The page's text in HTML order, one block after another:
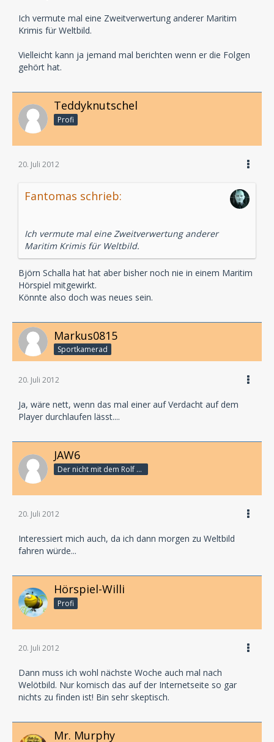
Ich vermute mal eine Zweitverwertung anderer Maritim
Krimis für Weltbild.
Vielleicht kann ja jemand mal berichten wenn er die Folgen
gehört hat.
Teddyknutschel
Profi
20. Juli 2012
Fantomas schrieb:
Ich vermute mal eine Zweitverwertung anderer
Maritim Krimis für Weltbild.
Björn Schalla hat hat aber bisher noch nie in einem Maritim
Hörspiel mitgewirkt.
Könnte also doch was neues sein.
Markus0815
Sportkamerad
20. Juli 2012
Ja, wäre nett, wenn das mal einer auf Verdacht auf dem
Player durchlaufen lässt....
JAW6
Der nicht mit dem Rolf schranzt
20. Juli 2012
Interessiert mich auch, da ich dann morgen zu Weltbild
fahren würde...
Hörspiel-Willi
Profi
20. Juli 2012
Dann muss ich wohl nächste Woche auch mal nach
Welötbild. Nur komisch das auf der Internetseite so gar
nichts zu finden ist! Bin sehr skeptisch.
Mr. Murphy